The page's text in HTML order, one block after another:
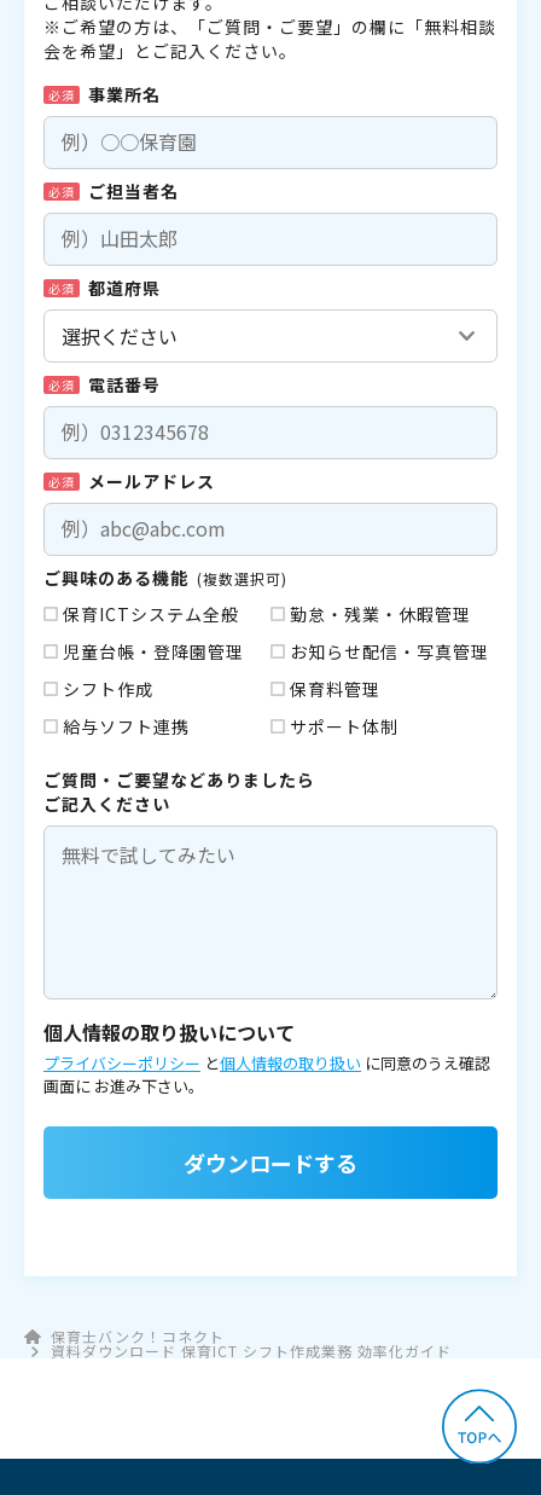
※ご希望の方は、「ご質問・ご要望」の欄に「無料相談
会を希望」とご記入ください。
必須 事業所名
必須 ご担当者名
必須 都道府県
必須 電話番号
必須 メールアドレス
ご興味のある機能 (複数選択可)
保育ICTシステム全般
勤怠・残業・休暇管理
児童台帳・登降園管理
お知らせ配信・写真管理
シフト作成
保育料管理
給与ソフト連携
サポート体制
ご質問・ご要望などありましたら
ご記入ください
個人情報の取り扱いについて
プライバシーポリシー と個人情報の取り扱い に同意のうえ確認
画面に お進み下さい。
ダウンロードする
保育士バンク！コネクト
資料ダウンロード 保育ICT シフト作成業務 効率化ガイド